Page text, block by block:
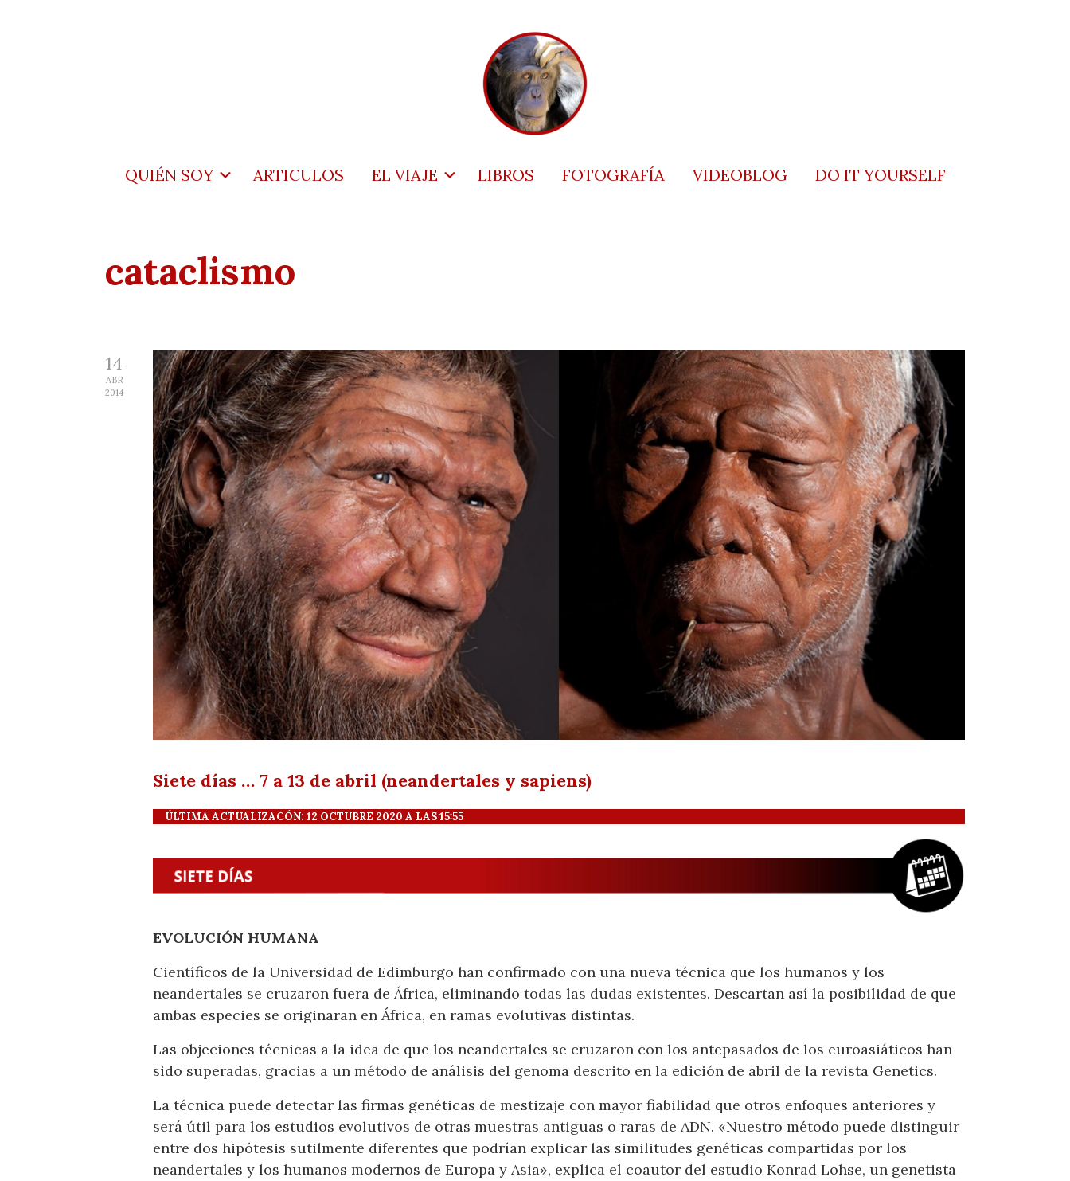
QUIÉN SOY ARTICULOS EL VIAJE LIBROS FOTOGRAFÍA VIDEOBLOG DO IT YOURSELF
cataclismo
14
ABR
2014
Siete días … 7 a 13 de abril (neandertales y sapiens)
ÚLTIMA ACTUALIZACÓN: 12 OCTUBRE 2020 A LAS 15:55
EVOLUCIÓN HUMANA
Científicos de la Universidad de Edimburgo han confirmado con una nueva técnica que los humanos y los
neandertales se cruzaron fuera de África, eliminando todas las dudas existentes. Descartan así la posibilidad de que
ambas especies se originaran en África, en ramas evolutivas distintas.
Las objeciones técnicas a la idea de que los neandertales se cruzaron con los antepasados ​​de los euroasiáticos han
sido superadas, gracias a un método de análisis del genoma descrito en la edición de abril de la revista Genetics.
La técnica puede detectar las firmas genéticas de mestizaje con mayor fiabilidad que otros enfoques anteriores y
será útil para los estudios evolutivos de otras muestras antiguas o raras de ADN. «Nuestro método puede distinguir
entre dos hipótesis sutilmente diferentes que podrían explicar las similitudes genéticas compartidas por los
neandertales y los humanos modernos de Europa y Asia», explica el coautor del estudio Konrad Lohse, un genetista